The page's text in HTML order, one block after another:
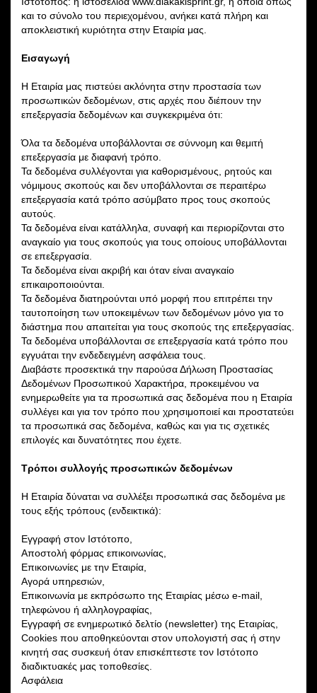
και το σύνολο του περιεχομένου, ανήκει κατά πλήρη και
αποκλειστική κυριότητα στην Εταιρία μας.
Εισαγωγή
Η Εταιρία μας πιστεύει ακλόνητα στην προστασία των
προσωπικών δεδομένων, στις αρχές που διέπουν την
επεξεργασία δεδομένων και συγκεκριμένα ότι:
Όλα τα δεδομένα υποβάλλονται σε σύννομη και θεμιτή
επεξεργασία με διαφανή τρόπο.
Τα δεδομένα συλλέγονται για καθορισμένους, ρητούς και
νόμιμους σκοπούς και δεν υποβάλλονται σε περαιτέρω
επεξεργασία κατά τρόπο ασύμβατο προς τους σκοπούς
αυτούς.
Τα δεδομένα είναι κατάλληλα, συναφή και περιορίζονται στο
αναγκαίο για τους σκοπούς για τους οποίους υποβάλλονται
σε επεξεργασία.
Τα δεδομένα είναι ακριβή και όταν είναι αναγκαίο
επικαιροποιούνται.
Τα δεδομένα διατηρούνται υπό μορφή που επιτρέπει την
ταυτοποίηση των υποκειμένων των δεδομένων μόνο για το
διάστημα που απαιτείται για τους σκοπούς της επεξεργασίας.
Τα δεδομένα υποβάλλονται σε επεξεργασία κατά τρόπο που
εγγυάται την ενδεδειγμένη ασφάλεια τους.
Διαβάστε προσεκτικά την παρούσα Δήλωση Προστασίας
Δεδομένων Προσωπικού Χαρακτήρα, προκειμένου να
ενημερωθείτε για τα προσωπικά σας δεδομένα που η Εταιρία
συλλέγει και για τον τρόπο που χρησιμοποιεί και προστατεύει
τα προσωπικά σας δεδομένα, καθώς και για τις σχετικές
επιλογές και δυνατότητες που έχετε.
Τρόποι συλλογής προσωπικών δεδομένων
Η Εταιρία δύναται να συλλέξει προσωπικά σας δεδομένα με
τους εξής τρόπους (ενδεικτικά):
Εγγραφή στον Ιστότοπο,
Αποστολή φόρμας επικοινωνίας,
Επικοινωνίες με την Εταιρία,
Αγορά υπηρεσιών,
Επικοινωνία με εκπρόσωπο της Εταιρίας μέσω e-mail,
τηλεφώνου ή αλληλογραφίας,
Εγγραφή σε ενημερωτικό δελτίο (newsletter) της Εταιρίας,
Cookies που αποθηκεύονται στον υπολογιστή σας ή στην
κινητή σας συσκευή όταν επισκέπτεστε τον Ιστότοπο
διαδικτυακές μας τοποθεσίες.
Ασφάλεια